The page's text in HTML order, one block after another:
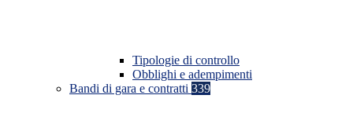
Tipologie di controllo
Obblighi e adempimenti
Bandi di gara e contratti 339